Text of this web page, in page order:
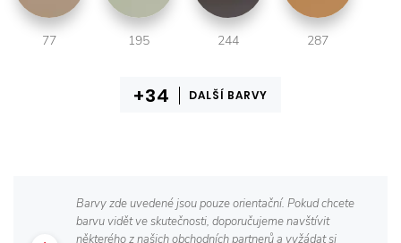
77 195 244 287
DALŠÍ BARVY
Barvy zde uvedené jsou pouze orientační. Pokud chcete
barvu vidět ve skutečnosti, doporučujeme navštívit
některého z našich obchodních partnerů a vyžádat si